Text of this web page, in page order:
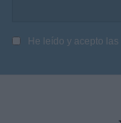
He leído y acepto las